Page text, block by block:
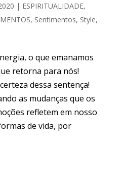
| ESPIRITUALIDADE,
, Sentimentos, Style,
o que emanamos
retorna para nós!
dessa sentença!
as mudanças que os
refletem em nosso
de vida, por